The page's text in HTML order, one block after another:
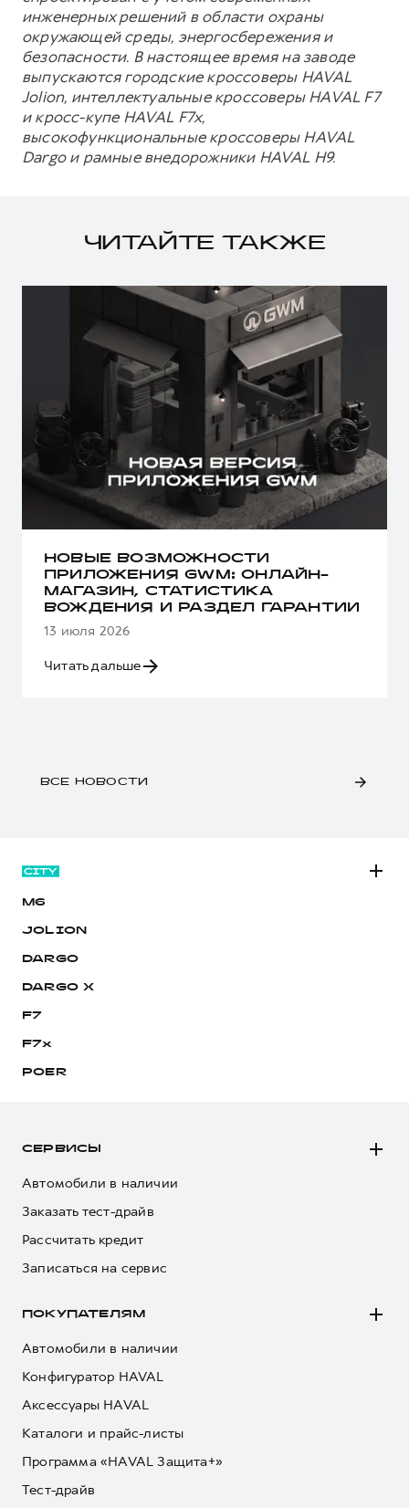
инженерных решений в области охраны
окружающей среды, энергосбережения и
безопасности. В настоящее время на заводе
выпускаются городские кроссоверы HAVAL
Jolion, интеллектуальные кроссоверы HAVAL F7
и кросс-купе HAVAL F7x,
высокофункциональные кроссоверы HAVAL
Dargo и рамные внедорожники HAVAL H9.
ЧИТАЙТЕ ТАКЖЕ
НОВЫЕ ВОЗМОЖНОСТИ
ПРИЛОЖЕНИЯ GWM: ОНЛАЙН-
МАГАЗИН, СТАТИСТИКА
ВОЖДЕНИЯ И РАЗДЕЛ ГАРАНТИИ
13 июля 2026
Читать дальше
ВСЕ НОВОСТИ
M6
JOLION
DARGO
DARGO Х
F7
F7x
POER
СЕРВИСЫ
Автомобили в наличии
Заказать тест-драйв
Рассчитать кредит
Записаться на сервис
ПОКУПАТЕЛЯМ
Автомобили в наличии
Конфигуратор HAVAL
Аксессуары HAVAL
Каталоги и прайс-листы
Программа «HAVAL Защита+»
Тест-драйв